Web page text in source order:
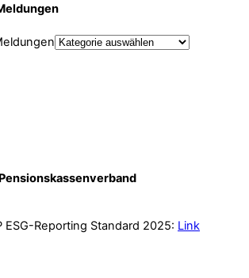
ESG-Reporting Standard 2025: Link